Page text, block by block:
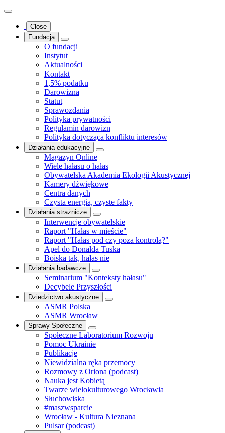
Close
Fundacja
O fundacji
Instytut
Aktualności
Kontakt
1,5% podatku
Darowizna
Statut
Sprawozdania
Polityka prywatności
Regulamin darowizn
Polityka dotycząca konfliktu interesów
Działania edukacyjne
Magazyn Online
Wiele hałasu o hałas
Obywatelska Akademia Ekologii Akustycznej
Kamery dźwiękowe
Centra danych
Czysta energia, czyste fakty
Działania strażnicze
Interwencje obywatelskie
Raport "Hałas w mieście"
Raport "Hałas pod czy poza kontrolą?"
Apel do Donalda Tuska
Boiska tak, hałas nie
Działania badawcze
Seminarium "Konteksty hałasu"
Decybele Przyszłości
Dziedzictwo akustyczne
ASMR Polska
ASMR Wrocław
Sprawy Społeczne
Społeczne Laboratorium Rozwoju
Pomoc Ukrainie
Publikacje
Niewidzialna ręka przemocy
Rozmowy z Oriona (podcast)
Nauka jest Kobietą
Twarze wielokulturowego Wrocławia
Słuchowiska
#maszwsparcie
Wrocław - Kultura Nieznana
Pulsar (podcast)